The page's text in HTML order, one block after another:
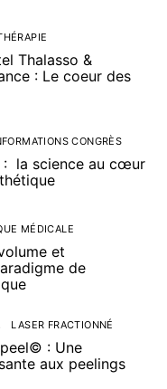
Thalasso &
: Le coeur des
CONGRÈS
: la science au cœur
MÉDICALE
et
de
LASER FRACTIONNÉ
: Une
aux peelings